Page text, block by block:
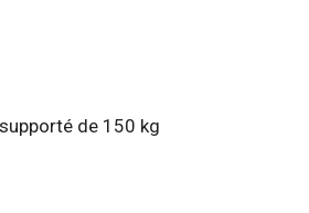
de 150 kg